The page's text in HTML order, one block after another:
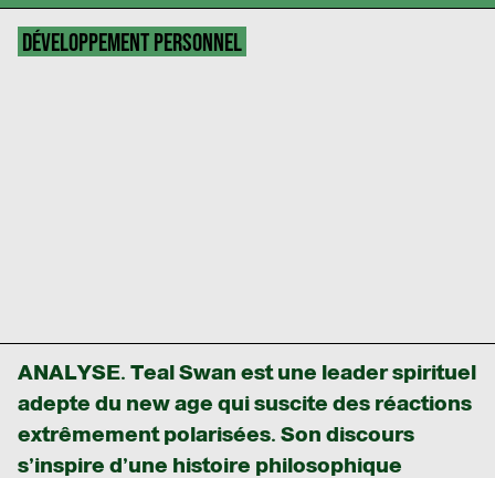
DÉVELOPPEMENT PERSONNEL
ANALYSE. Teal Swan est une leader spirituel
adepte du new age qui suscite des réactions
extrêmement polarisées. Son discours
s’inspire d’une histoire philosophique